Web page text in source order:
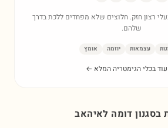
רצון חזק. חלוצים שלא מפחדים ללכת בדרך
שלהם.
עצמאות יוזמה אומץ
עוד בכלי הגימטריה המלא ←
בסגנון דומה לאיהאב